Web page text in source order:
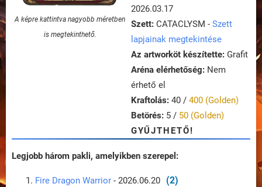
A képre kattintva nagyobb méretben
is megtekinthető.
2026.03.17
Szett: CATACLYSM - Szett
lapjainak megtekintése
Az artworköt készítette: Grafit
Aréna elérhetőség: Nem
érhető el
Kraftolás: 40 / 400 (Golden)
Betörés: 5 / 50 (Golden)
GYŰJTHETŐ!
Legjobb három pakli, amelyikben szerepel:
Fire Dragon Warrior - 2026.06.20 (2)